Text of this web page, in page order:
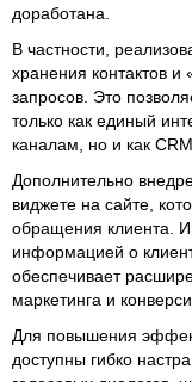
доработана.
В частности,
хранения контактов
запросов. Это
только как единый
каналам, но и как
Дополнительно
виджете на сайте,
обращения клиента.
информацией о
обеспечивает
маркетинга и
Для повышения
доступны гибко